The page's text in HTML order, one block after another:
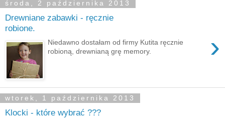
środa, 2 października 2013
Drewniane zabawki - ręcznie
robione.
›
Niedawno dostałam od firmy Kutita ręcznie
robioną, drewnianą grę memory.
wtorek, 1 października 2013
Klocki - które wybrać ???